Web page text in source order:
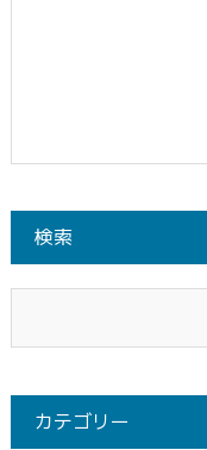
検索
カテゴリー